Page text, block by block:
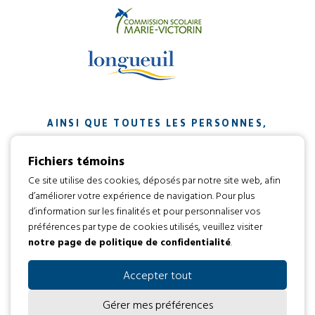
AINSI QUE TOUTES LES PERSONNES,
ORGANISMES ET ENTREPRISES QUI ONT
CONTRIBUÉ À NOTRE MISSION.
Développement web par
Tous droits réservés 2016 © L’envol
Politique de confidentialité
Fichiers témoins
Ce site utilise des cookies, déposés par notre site web, afin
d’améliorer votre expérience de navigation. Pour plus
d’information sur les finalités et pour personnaliser vos
préférences par type de cookies utilisés, veuillez visiter
notre page de politique de confidentialité.
Accepter tout
Gérer mes préférences